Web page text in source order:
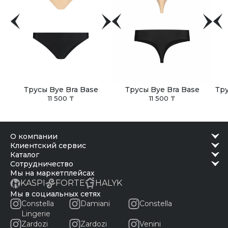
Трусы Bye Bra Base
11 500 ₸
Трусы Bye Bra Base
11 500 ₸
о компании
клиентский сервис
каталог
сотрудничество
Мы на маркетплейсах
KASPI FORTE HALYK
Мы в социальных сетях
Constella
Lingerie
Damiani Constella
Zardozi Zardozi Venini